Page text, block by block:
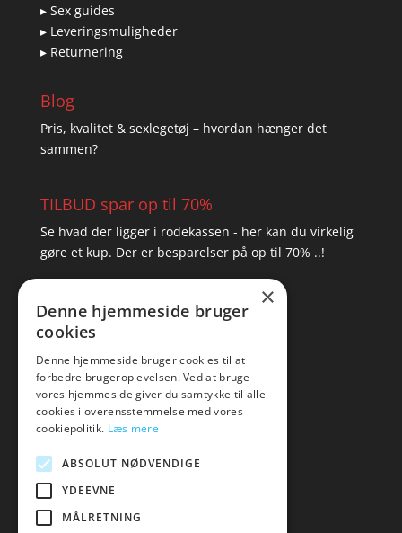
▸ Sex guides
▸ Leveringsmuligheder
▸ Returnering
Blog
Pris, kvalitet & sexlegetøj – hvordan hænger det
sammen?
TILBUD spar op til 70%
Se hvad der ligger i rodekassen - her kan du virkelig
gøre et kup. Der er besparelser på op til 70% ..!
Tlf: 7876 8672
Mail: hej@amare.dk
×
Denne hjemmeside bruger
cookies
Denne hjemmeside bruger cookies til at
forbedre brugeroplevelsen. Ved at bruge
vores hjemmeside giver du samtykke til alle
cookies i overensstemmelse med vores
cookiepolitik. Læs mere
ABSOLUT NØDVENDIGE
YDEEVNE
MÅLRETNING